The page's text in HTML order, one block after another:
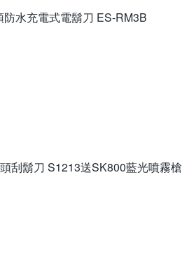
水充電式電鬍刀 ES-RM3B
刮鬍刀 S1213送SK800藍光噴霧槍